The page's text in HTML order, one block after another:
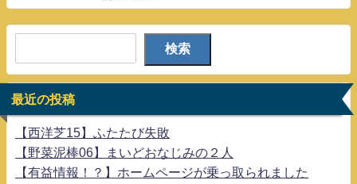
検索
最近の投稿
【西洋芝15】ふたたび失敗
【野菜泥棒06】まいどおなじみの２人
【有益情報！？】ホームページが乗っ取られました